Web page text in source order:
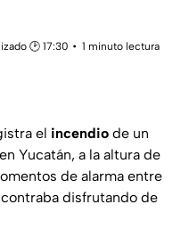
🕑 17:30
1 minuto lectura
el incendio de un
Yucatán, a la altura de
de alarma entre
disfrutando de